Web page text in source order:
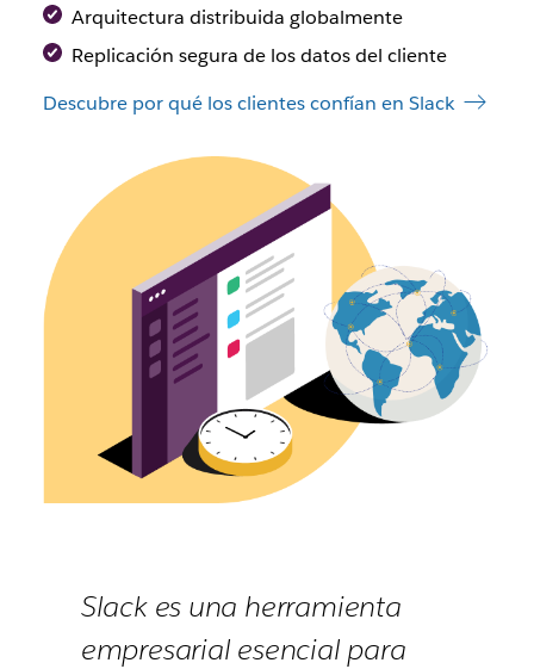
Arquitectura distribuida globalmente
Replicación segura de los datos del cliente
Descubre por qué los clientes confían en Slack
Slack es una herramienta
empresarial esencial para